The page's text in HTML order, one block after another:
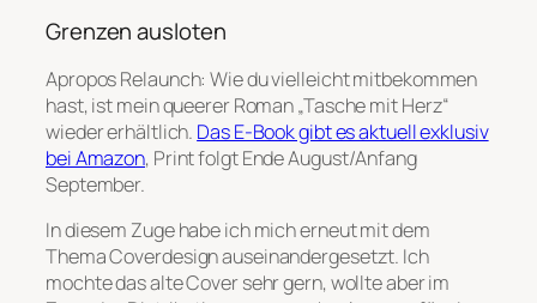
Grenzen ausloten
Apropos Relaunch: Wie du vielleicht mitbekommen
hast, ist mein queerer Roman „Tasche mit Herz“
wieder erhältlich. Das E-Book gibt es aktuell exklusiv
bei Amazon, Print folgt Ende August/Anfang
September.
In diesem Zuge habe ich mich erneut mit dem
Thema Coverdesign auseinandergesetzt. Ich
mochte das alte Cover sehr gern, wollte aber im